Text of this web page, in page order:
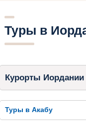
Туры в
Курорты Иордании
Туры в Акабу